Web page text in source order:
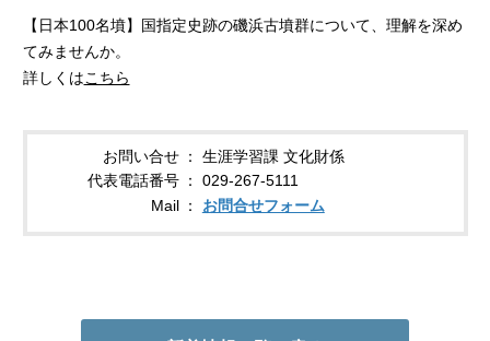
【日本100名墳】国指定史跡の磯浜古墳群について、理解を深め
てみませんか。
詳しくはこちら
お問い合せ
生涯学習課 文化財係
代表電話番号
029-267-5111
Mail
お問合せフォーム